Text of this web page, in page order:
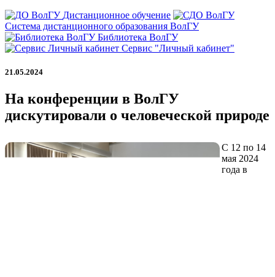
Дистанционное обучение
Система дистанционного образования ВолГУ
Библиотека ВолГУ
Сервис "Личный кабинет"
21.05.2024
На конференции в ВолГУ
дискутировали о человеческой природе
С 12 по 14
мая 2024
года в